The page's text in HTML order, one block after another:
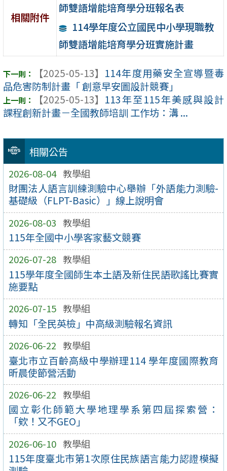
相關公告
2026-08-04 教學組
財團法人語言訓練測驗中心舉辦「外語能力測驗-
基礎級（FLPT-Basic）」線上說明會
2026-08-03 教學組
115年全國中小學客家藝文競賽
2026-07-28 教學組
115學年度全國師生本土語及新住民語歌謠比賽實
施要點
2026-07-15 教學組
轉知「全民英檢」中高級測驗報名資訊
2026-06-22 教學組
臺北市立百齡高級中學辦理114 學年度國際教育
昕晨使節營活動
2026-06-22 教學組
國立彰化師範大學地理學系第四屆探索營：
「欸！又不GEO」
2026-06-10 教學組
115年度臺北市第1次原住民族語言能力認證模擬
相關附件
師雙語增能培育學分班報名表
114學年度公立國民中小學現職教
師雙語增能培育學分班實施計畫
【2025-05-13】 114年度用藥安全宣導暨毒
品危害防制計畫「 創意早安圖設計競賽」
【2025-05-13】 113年至115年美感與設計
課程創新計畫－全國教師培訓 工作坊：溝 ...